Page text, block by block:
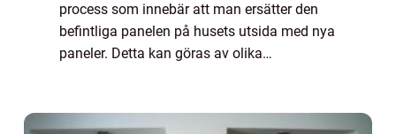
process som innebär att man ersätter den
befintliga panelen på husets utsida med nya
paneler. Detta kan göras av olika